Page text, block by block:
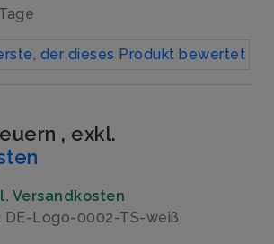
der dieses Produkt bewertet
, exkl.
Versandkosten
DE-Logo-0002-TS-weiß